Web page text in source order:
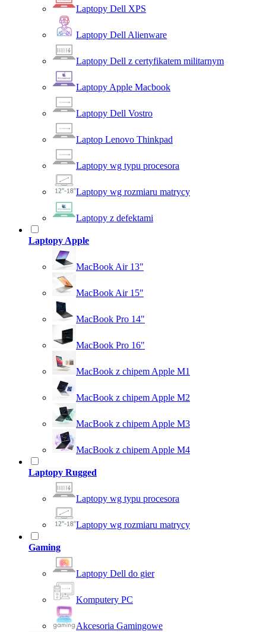
Laptopy Dell XPS
Laptopy Dell Alienware
Laptopy Dell z certyfikatem militarnym
Laptopy Apple Macbook
Laptopy Dell Vostro
Laptop Lenovo Thinkpad
Laptopy wg typu procesora
Laptopy wg rozmiaru matrycy
Laptopy z defektami
Laptopy Apple
MacBook Air 13"
MacBook Air 15"
MacBook Pro 14"
MacBook Pro 16"
MacBook z chipem Apple M1
MacBook z chipem Apple M2
MacBook z chipem Apple M3
MacBook z chipem Apple M4
Laptopy Rugged
Laptopy wg typu procesora
Laptopy wg rozmiaru matrycy
Gaming
Laptopy Dell do gier
Komputery PC
Akcesoria Gamingowe